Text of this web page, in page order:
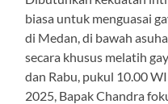
biasa untuk menguasai
di Medan, di bawah
secara khusus melatih
dan Rabu, pukul 10.00
2025, Bapak Chandra